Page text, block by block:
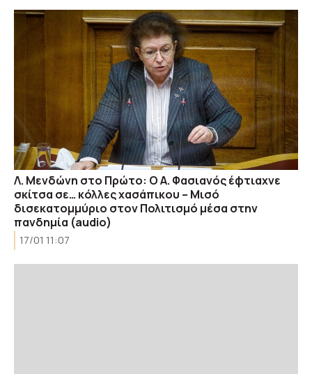
Λ. Μενδώνη στο Πρώτο: Ο Α. Φασιανός έφτιαχνε
σκίτσα σε… κόλλες χασάπικου – Μισό
δισεκατομμύριο στον Πολιτισμό μέσα στην
πανδημία (audio)
17/01 11:07